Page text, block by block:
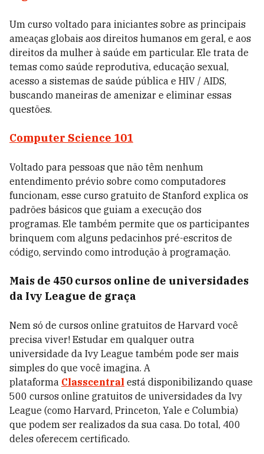
Um curso voltado para iniciantes sobre as principais
ameaças globais aos direitos humanos em geral, e aos
direitos da mulher à saúde em particular. Ele trata de
temas como saúde reprodutiva, educação sexual,
acesso a sistemas de saúde pública e HIV / AIDS,
buscando maneiras de amenizar e eliminar essas
questões.
Computer Science 101
Voltado para pessoas que não têm nenhum
entendimento prévio sobre como computadores
funcionam, esse curso gratuito de Stanford explica os
padrões básicos que guiam a execução dos
programas. Ele também permite que os participantes
brinquem com alguns pedacinhos pré-escritos de
código, servindo como introdução à programação.
Mais de 450 cursos online de universidades
da Ivy League de graça
Nem só de cursos online gratuitos de Harvard você
precisa viver! Estudar em qualquer outra
universidade da Ivy League também pode ser mais
simples do que você imagina. A
plataforma Classcentral está disponibilizando quase
500 cursos online gratuitos de universidades da Ivy
League (como Harvard, Princeton, Yale e Columbia)
que podem ser realizados da sua casa. Do total, 400
deles oferecem certificado.